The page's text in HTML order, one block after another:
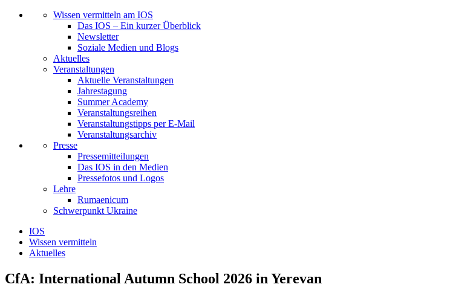
Wissen vermitteln am IOS
Das IOS – Ein kurzer Überblick
Newsletter
Soziale Medien und Blogs
Aktuelles
Veranstaltungen
Aktuelle Veranstaltungen
Jahrestagung
Summer Academy
Veranstaltungsreihen
Veranstaltungstipps per E-Mail
Veranstaltungsarchiv
Presse
Pressemitteilungen
Das IOS in den Medien
Pressefotos und Logos
Lehre
Rumaenicum
Schwerpunkt Ukraine
IOS
Wissen vermitteln
Aktuelles
CfA: International Autumn School 2026 in Yerevan